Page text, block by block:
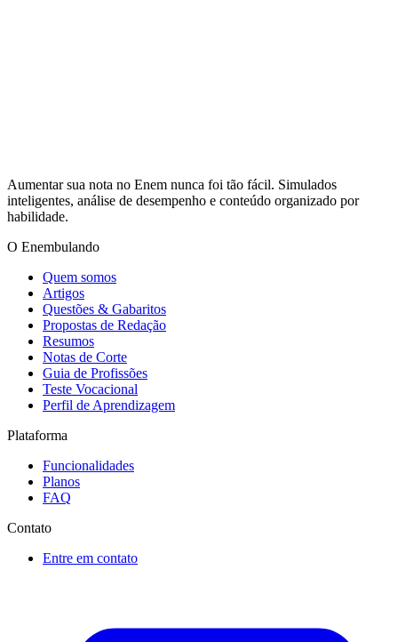
Aumentar sua nota no Enem nunca foi tão fácil. Simulados
inteligentes, análise de desempenho e conteúdo organizado por
habilidade.
O Enembulando
Quem somos
Artigos
Questões & Gabaritos
Propostas de Redação
Resumos
Notas de Corte
Guia de Profissões
Teste Vocacional
Perfil de Aprendizagem
Plataforma
Funcionalidades
Planos
FAQ
Contato
Entre em contato